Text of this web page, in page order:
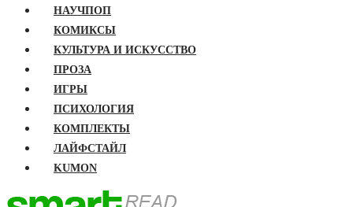
НАУЧПОП
КОМИКСЫ
КУЛЬТУРА И ИСКУССТВО
ПРОЗА
ИГРЫ
ПСИХОЛОГИЯ
КОМПЛЕКТЫ
ЛАЙФСТАЙЛ
KUMON